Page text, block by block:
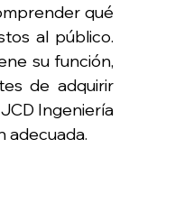
qué
al público.
su función,
de adquirir
Ingeniería
adecuada.